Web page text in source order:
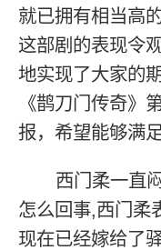
就已拥有相当高
这部剧的表现令
地实现了大家的
《鹊刀门传奇》
报，希望能够满
西门柔一直
怎么回事,西门柔
现在已经嫁给了